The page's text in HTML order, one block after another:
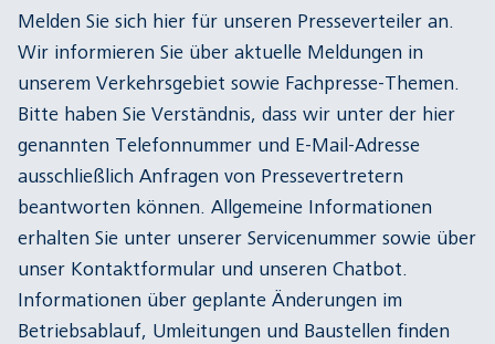
Melden Sie sich hier für unseren Presseverteiler an.
Wir informieren Sie über aktuelle Meldungen in
unserem Verkehrsgebiet sowie Fachpresse-Themen.
Bitte haben Sie Verständnis, dass wir unter der hier
genannten Telefonnummer und E-Mail-Adresse
ausschließlich Anfragen von Pressevertretern
beantworten können. Allgemeine Informationen
erhalten Sie unter unserer Servicenummer sowie über
unser Kontaktformular und unseren Chatbot.
Informationen über geplante Änderungen im
Betriebsablauf, Umleitungen und Baustellen finden